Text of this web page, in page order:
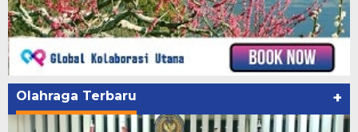
Olahraga Terbaru +